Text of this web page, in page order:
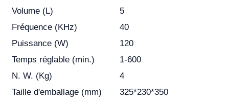
Volume (L)
5
Fréquence (KHz)
40
Puissance (W)
120
Temps réglable (min.)
1-600
N. W. (Kg)
4
Taille d'emballage (mm)
325*230*350